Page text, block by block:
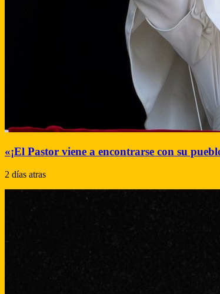
«¡El Pastor viene a encontrarse con su
2 días atras